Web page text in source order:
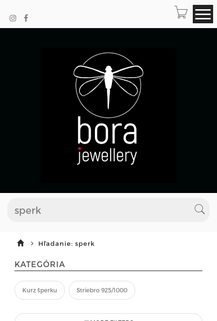
Hľadanie: sperk
KATEGÓRIA
Kurz šperku Striebro 925/1000